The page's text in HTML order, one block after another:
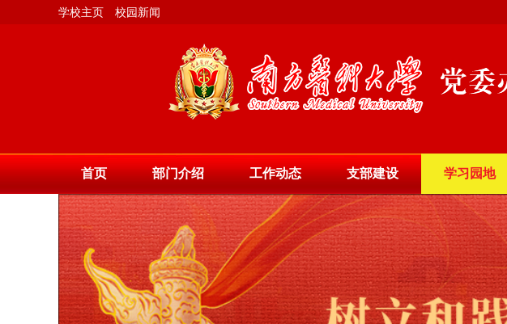
学校主页 校园新闻
首页 部门介绍 工作动态 支部建设 学习园地